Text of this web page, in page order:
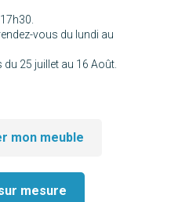
vous du lundi au
25 juillet au 16 Août.
mon meuble
mesure